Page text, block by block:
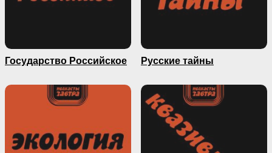
Государство Российское Русские тайны